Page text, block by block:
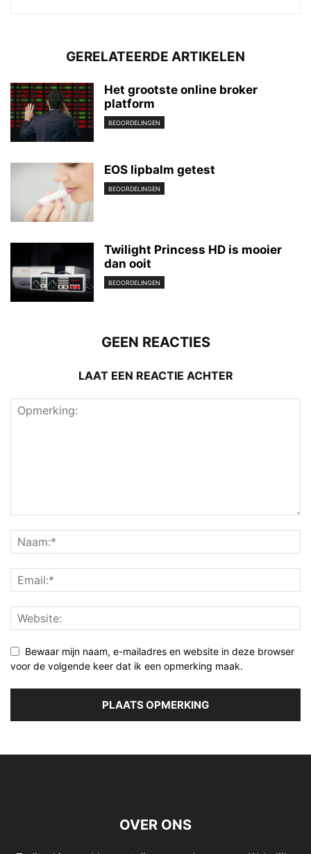
GERELATEERDE ARTIKELEN
Het grootste online broker
platform
BEOORDELINGEN
EOS lipbalm getest
BEOORDELINGEN
Twilight Princess HD is mooier
dan ooit
BEOORDELINGEN
GEEN REACTIES
LAAT EEN REACTIE ACHTER
Bewaar mijn naam, e-mailadres en website in deze browser
voor de volgende keer dat ik een opmerking maak.
OVER ONS